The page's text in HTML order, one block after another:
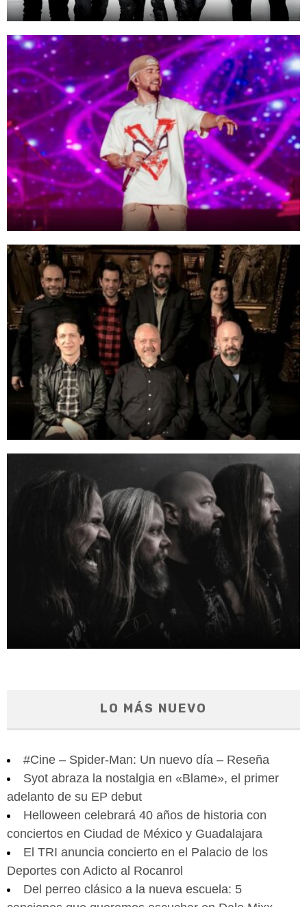
LO MÁS NUEVO
#Cine – Spider-Man: Un nuevo día – Reseña
Syot abraza la nostalgia en «Blame», el primer
adelanto de su EP debut
Helloween celebrará 40 años de historia con
conciertos en Ciudad de México y Guadalajara
El TRI anuncia concierto en el Palacio de los
Deportes con Adicto al Rocanrol
Del perreo clásico a la nueva escuela: 5